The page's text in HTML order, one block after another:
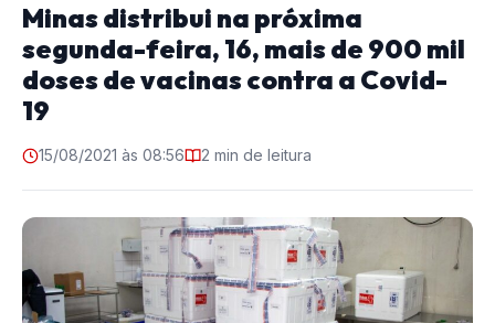
Minas distribui na próxima
segunda-feira, 16, mais de 900 mil
doses de vacinas contra a Covid-
19
15/08/2021 às 08:56 2 min de leitura